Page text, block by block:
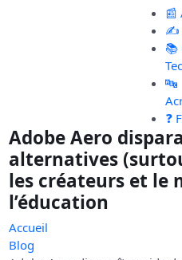
📰
✍️
📚
🔤
❓
Adobe Aero
alternatives
les créateurs et le
l’éducation
Accueil
Blog